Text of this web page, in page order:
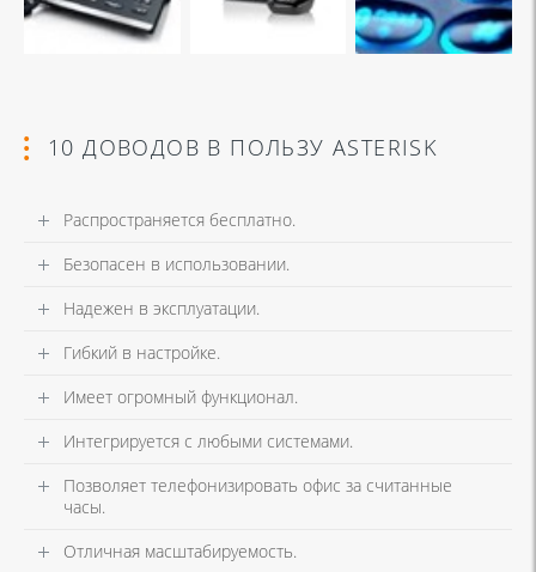
10 ДОВОДОВ В ПОЛЬЗУ ASTERISK
Распространяется бесплатно.
Безопасен в использовании.
Надежен в эксплуатации.
Гибкий в настройке.
Имеет огромный функционал.
Интегрируется с любыми системами.
Позволяет телефонизировать офис за считанные
часы.
Отличная масштабируемость.